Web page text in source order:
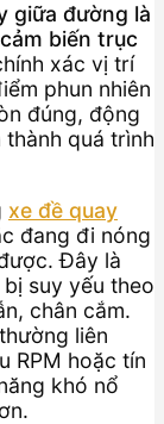
giữa đường là
biến trục
xác vị trí
phun nhiên
đúng, động
quá trình
xe đề quay
đang đi nóng
Đây là
suy yếu theo
chân cắm.
liên
RPM hoặc tín
khó nổ